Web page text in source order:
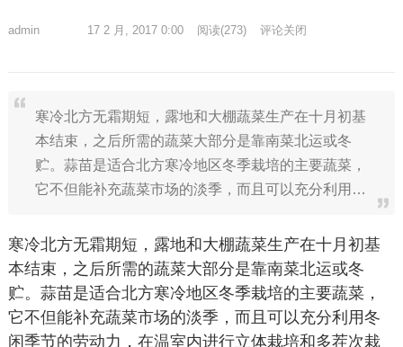
admin 17 2 月, 2017 0:00 阅读(273) 评论关闭
寒冷北方无霜期短，露地和大棚蔬菜生产在十月初基
本结束，之后所需的蔬菜大部分是靠南菜北运或冬
贮。蒜苗是适合北方寒冷地区冬季栽培的主要蔬菜，
它不但能补充蔬菜市场的淡季，而且可以充分利用…
寒冷北方无霜期短，露地和大棚蔬菜生产在十月初基
本结束，之后所需的蔬菜大部分是靠南菜北运或冬
贮。蒜苗是适合北方寒冷地区冬季栽培的主要蔬菜，
它不但能补充蔬菜市场的淡季，而且可以充分利用冬
闲季节的劳动力，在温室内进行立体栽培和多茬次栽